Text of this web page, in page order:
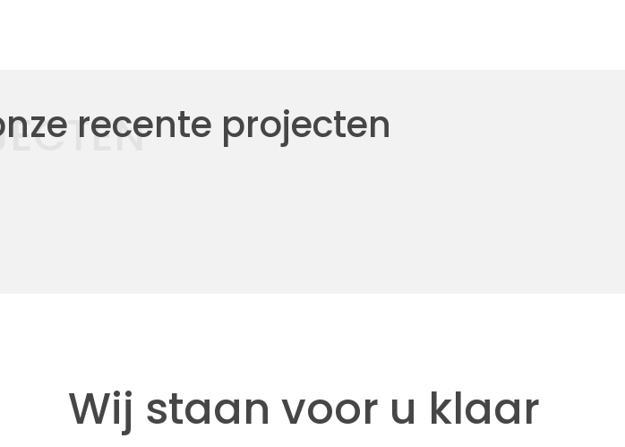
recente projecten
Wij staan voor u klaar